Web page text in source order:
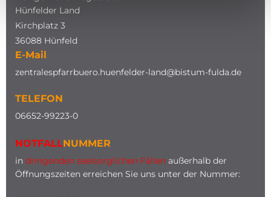
Hünfelder Land
Kirchplatz 3
36088 Hünfeld
E-Mail
zentralespfarrbuero.huenfelder-land@bistum-fulda.de
TELEFON
06652-99223-0
NOTFALLNUMMER
in dringenden seelsorglichen Fällen außerhalb der
Öffnungszeiten erreichen Sie uns unter der Nummer: